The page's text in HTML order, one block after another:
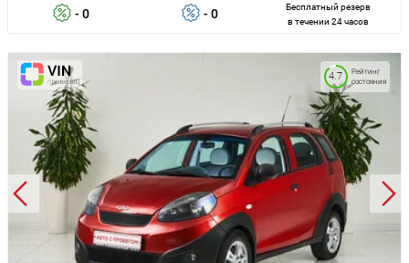
- 0 - 0
Бесплатный резерв
в течении 24 часов
Рейтинг
состояния
4.7